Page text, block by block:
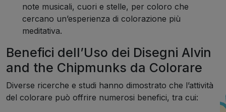
note musicali, cuori e stelle, per coloro che
cercano un’esperienza di colorazione più
meditativa.
Benefici dell’Uso dei Disegni Alvin
and the Chipmunks da Colorare
Diverse ricerche e studi hanno dimostrato che l’attività
del colorare può offrire numerosi benefici, tra cui: